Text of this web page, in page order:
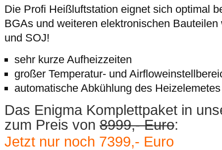
Die Profi Heißluftstation eignet sich optimal
BGAs und weiteren elektronischen
und SOJ!
sehr kurze Aufheizzeiten
großer Temperatur- und
automatische Abkühlung des Heizelemetes
Das Enigma Komplettpaket in
zum Preis von 8999,- Euro:
Jetzt nur noch 7399,- Euro